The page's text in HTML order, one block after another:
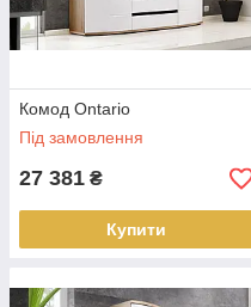
Комод Ontario
Під замовлення
27 381 ₴
Купити